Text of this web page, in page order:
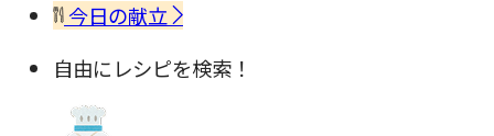
今日の献立
自由にレシピを検索！